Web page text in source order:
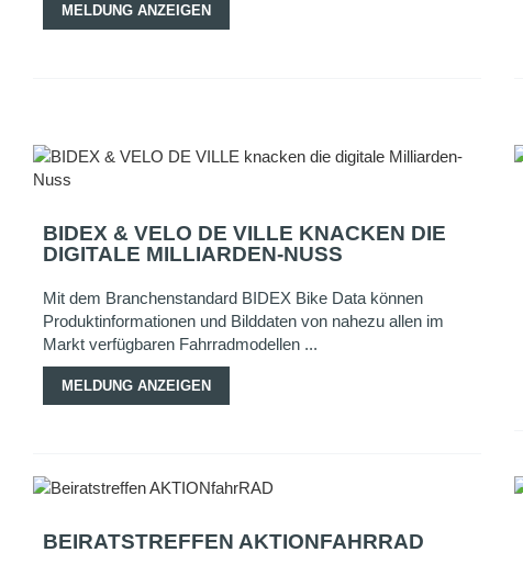
MELDUNG ANZEIGEN
BIDEX & VELO DE VILLE KNACKEN DIE
DIGITALE MILLIARDEN-NUSS
Mit dem Branchenstandard BIDEX Bike Data können
Produktinformationen und Bilddaten von nahezu allen im
Markt verfügbaren Fahrradmodellen ...
MELDUNG ANZEIGEN
BEIRATSTREFFEN AKTIONFAHRRAD